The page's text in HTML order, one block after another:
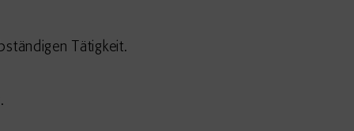
Tätigkeit.